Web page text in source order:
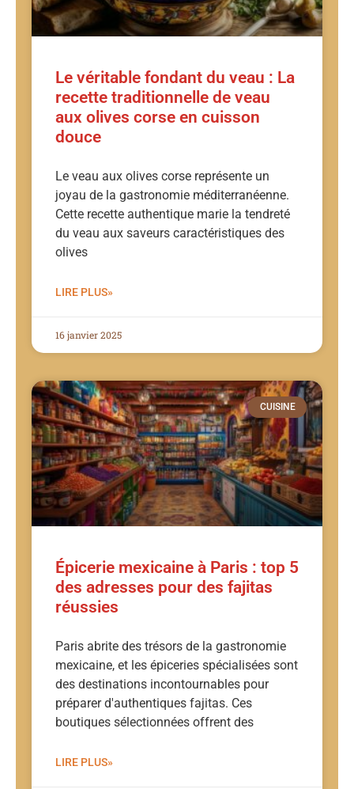
Le véritable fondant du veau : La
recette traditionnelle de veau
aux olives corse en cuisson
douce
Le veau aux olives corse représente un
joyau de la gastronomie méditerranéenne.
Cette recette authentique marie la tendreté
du veau aux saveurs caractéristiques des
olives
LIRE PLUS»
16 janvier 2025
CUISINE
Épicerie mexicaine à Paris : top 5
des adresses pour des fajitas
réussies
Paris abrite des trésors de la gastronomie
mexicaine, et les épiceries spécialisées sont
des destinations incontournables pour
préparer d'authentiques fajitas. Ces
boutiques sélectionnées offrent des
LIRE PLUS»